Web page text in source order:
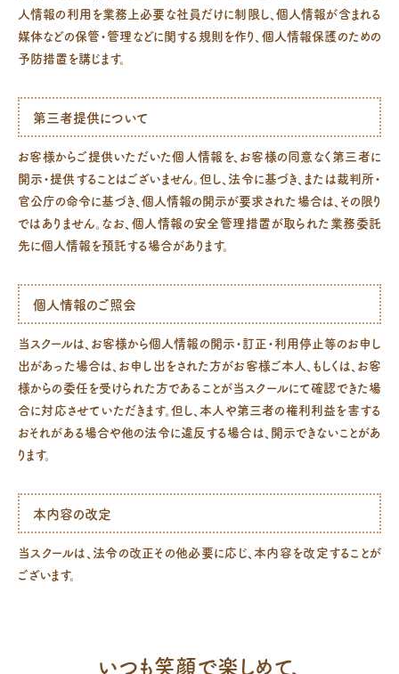
人情報の利用を業務上必要な社員だけに制限し、個人情報が含まれる
媒体などの保管・管理などに関する規則を作り、個人情報保護のための
予防措置を講じます。
第三者提供について
お客様からご提供いただいた個人情報を、お客様の同意なく第三者に
開示・提供することはございません。但し、法令に基づき、または裁判所・
官公庁の命令に基づき、個人情報の開示が要求された場合は、その限り
ではありません。なお、個人情報の安全管理措置が取られた業務委託
先に個人情報を預託する場合があります。
個人情報のご照会
当スクールは、お客様から個人情報の開示・訂正・利用停止等のお申し
出があった場合は、お申し出をされた方がお客様ご本人、もしくは、お客
様からの委任を受けられた方であることが当スクールにて確認できた場
合に対応させていただきます。但し、本人や第三者の権利利益を害する
おそれがある場合や他の法令に違反する場合は、開示できないことがあ
ります。
本内容の改定
当スクールは、法令の改正その他必要に応じ、本内容を改定することが
ございます。
いつも笑顔で楽しめて、